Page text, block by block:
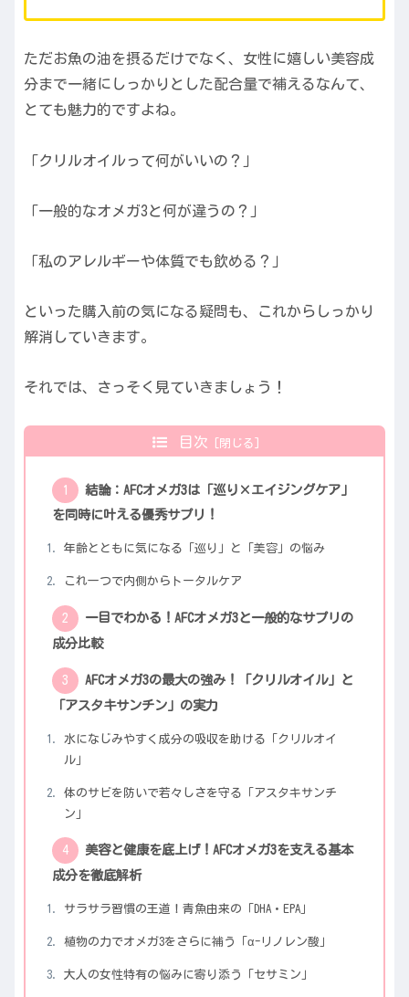
ただお魚の油を摂るだけでなく、女性に嬉しい美容成
分まで一緒にしっかりとした配合量で補えるなんて、
とても魅力的ですよね。
「クリルオイルって何がいいの？」
「一般的なオメガ3と何が違うの？」
「私のアレルギーや体質でも飲める？」
といった購入前の気になる疑問も、これからしっかり
解消していきます。
それでは、さっそく見ていきましょう！
目次
結論：AFCオメガ3は「巡り×エイジングケア」
を同時に叶える優秀サプリ！
年齢とともに気になる「巡り」と「美容」の悩み
これ一つで内側からトータルケア
一目でわかる！AFCオメガ3と一般的なサプリの
成分比較
AFCオメガ3の最大の強み！「クリルオイル」と
「アスタキサンチン」の実力
水になじみやすく成分の吸収を助ける「クリルオイ
ル」
体のサビを防いで若々しさを守る「アスタキサンチ
ン」
美容と健康を底上げ！AFCオメガ3を支える基本
成分を徹底解析
サラサラ習慣の王道！青魚由来の「DHA・EPA」
植物の力でオメガ3をさらに補う「α-リノレン酸」
大人の女性特有の悩みに寄り添う「セサミン」